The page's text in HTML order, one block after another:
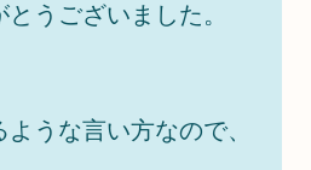
うございました。
うな言い方なので、